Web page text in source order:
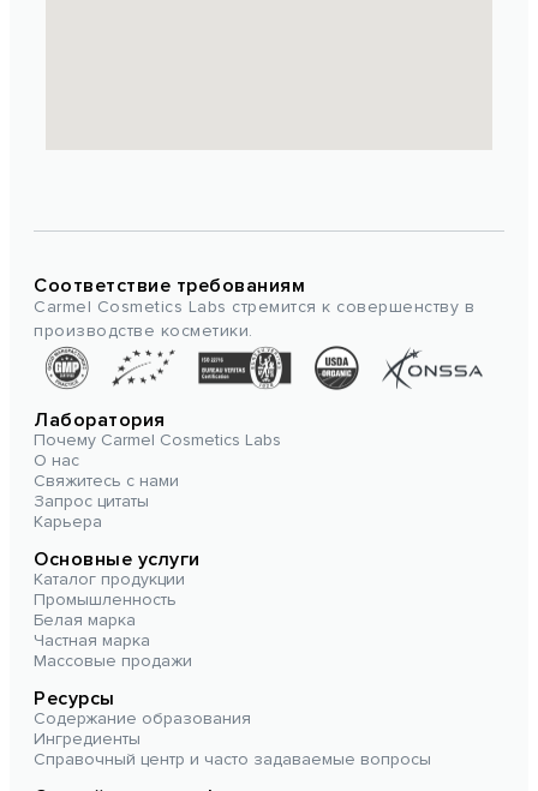
Соответствие требованиям
Carmel Cosmetics Labs стремится к совершенству в
производстве косметики.
Лаборатория
Почему Carmel Cosmetics Labs
О нас
Свяжитесь с нами
Запрос цитаты
Карьера
Основные услуги
Каталог продукции
Промышленность
Белая марка
Частная марка
Массовые продажи
Ресурсы
Содержание образования
Ингредиенты
Справочный центр и часто задаваемые вопросы